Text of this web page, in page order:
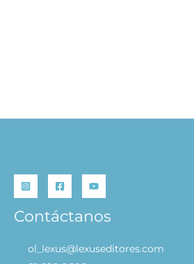
Contáctanos
ol_lexus@lexuseditores.com